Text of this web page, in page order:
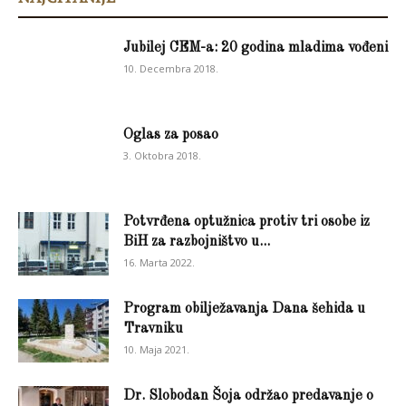
Jubilej CEM-a: 20 godina mladima vođeni
10. Decembra 2018.
Oglas za posao
3. Oktobra 2018.
Potvrđena optužnica protiv tri osobe iz
BiH za razbojništvo u...
16. Marta 2022.
Program obilježavanja Dana šehida u
Travniku
10. Maja 2021.
Dr. Slobodan Šoja održao predavanje o